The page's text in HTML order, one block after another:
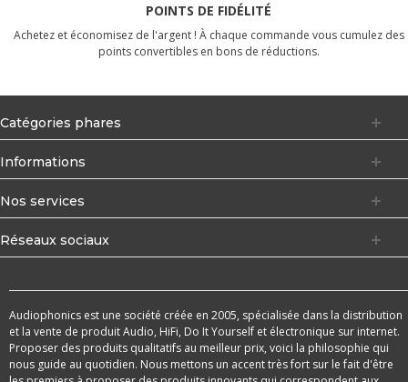
POINTS DE FIDÉLITÉ
Achetez et économisez de l'argent ! À chaque commande vous cumulez des
points convertibles en bons de réductions.
Catégories phares
Informations
Nos services
Réseaux sociaux
Audiophonics est une société créée en 2005, spécialisée dans la distribution
et la vente de produit Audio, HiFi, Do It Yourself et électronique sur internet.
Proposer des produits qualitatifs au meilleur prix, voici la philosophie qui
nous guide au quotidien. Nous mettons un accent très fort sur le fait d'être